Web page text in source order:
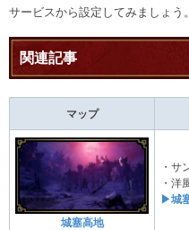
サービスから設定してみましょう。
関連記事
マップ
城塞高地
・サ
・洋
▶城